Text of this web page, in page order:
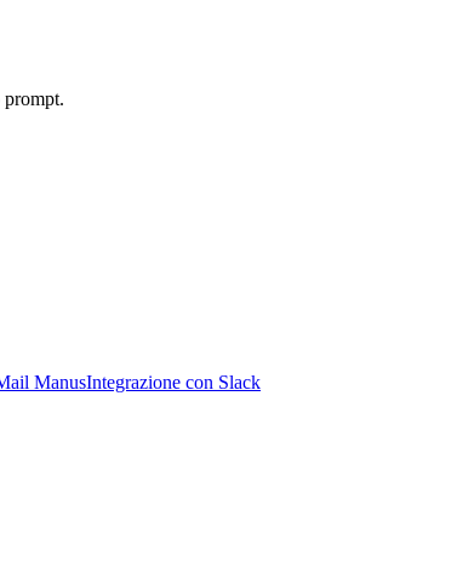
prompt.
ManusIntegrazione con Slack